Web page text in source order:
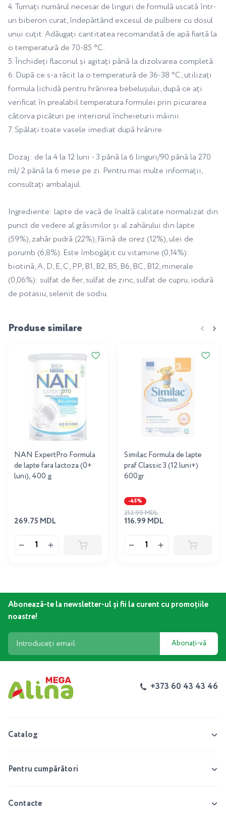
4. Turnați numărul necesar de linguri de formulă uscată într-
un biberon curat, îndepărtând excesul de pulbere cu dosul
unui cuțit. Adăugați cantitatea recomandată de apă fiartă la
o temperatură de 70-85 °C.
5. Închideți flaconul și agitați până la dizolvarea completă.
6. După ce s-a răcit la o temperatură de 36-38 °C, utilizați
formula lichidă pentru hrănirea bebelușului, după ce ați
verificat în prealabil temperatura formulei prin picurarea
câtorva picături pe interiorul încheieturii mâinii.
7. Spălați toate vasele imediat după hrănire.
Dozaj: de la 4 la 12 luni - 3 până la 6 linguri/90 până la 270
ml/ 2 până la 6 mese pe zi. Pentru mai multe informații,
consultați ambalajul.
Ingrediente: lapte de vacă de înaltă calitate normalizat din
punct de vedere al grăsimilor și al zahărului din lapte
(59%), zahăr pudră (22%), făină de orez (12%), ulei de
porumb (6,8%). Este îmbogățit cu vitamine (0,14%):
biotină, A, D, E, C, PP, B1, B2, B5, B6, BC, B12, minerale
(0,06%): sulfat de fier, sulfat de zinc, sulfat de cupru, iodură
de potasiu, selenit de sodiu.
Produse similare
NAN ExpertPro Formula
de lapte fara lactoza (0+
luni), 400 g
269.75 MDL
Similac Formula de lapte
praf Classic 3 (12 luni+)
600gr
-45%
116.99 MDL
212.99 MDL
Abonează-te la newsletter-ul și fii la curent cu promoțiile
noastre!
Abonați-vă
+373 60 43 43 46
Catalog
Pentru cumpărători
Contacte